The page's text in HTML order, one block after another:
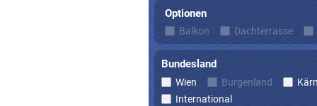
Optionen
Balkon Dachterrasse
Bundesland
Wien Burgenland
International